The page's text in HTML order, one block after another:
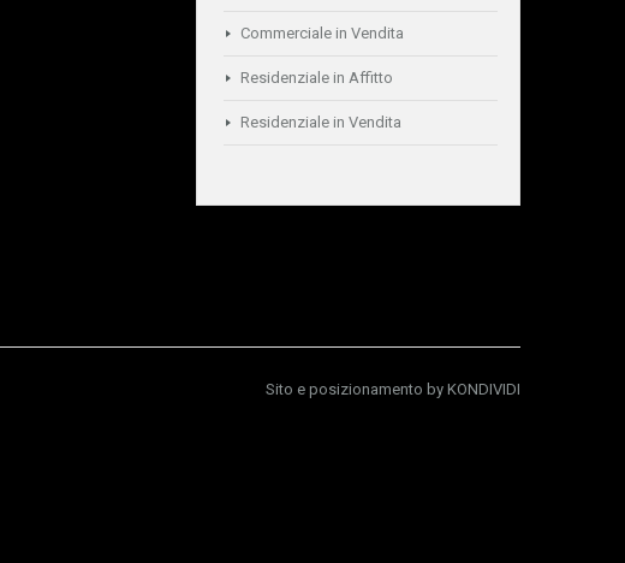
Commerciale in Vendita
Residenziale in Affitto
Residenziale in Vendita
Sito e posizionamento by KONDIVIDI